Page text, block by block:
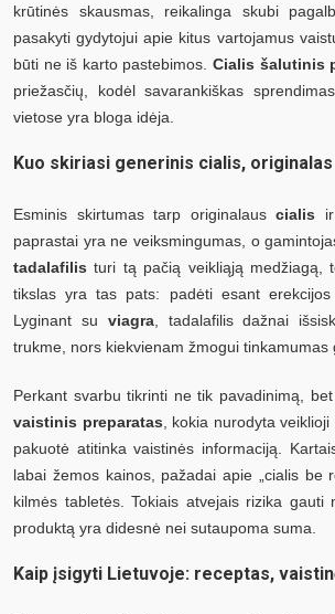
krūtinės skausmas, reikalinga skubi
pasakyti gydytojui apie kitus vartojamus
būti ne iš karto pastebimos. Cialis šalutinis
priežasčių, kodėl savarankiškas
vietose yra bloga idėja.
Kuo skiriasi generinis cialis,
Esminis skirtumas tarp originalauscialis
paprastai yra ne veiksmingumas, o
tadalafilis turi tą pačią veikliąją medžiagą,
tikslas yra tas pats: padėti esant erekcijos
Lyginant su viagra, tadalafilis dažnai
trukme, nors kiekvienam žmogui tinkamumas
Perkant svarbu tikrinti ne tik pavadinimą,
vaistinis preparatas , kokia nurodyta
pakuotė atitinka vaistinės informaciją.
labai žemos kainos, pažadai apie „cialis be
kilmės tabletės. Tokiais atvejais rizika gauti
produktą yra didesnė nei sutaupoma suma.
Kaip įsigyti Lietuvoje: receptas,